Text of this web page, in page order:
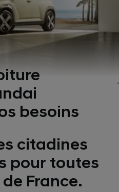
besoins
citadines
pour toutes
France.